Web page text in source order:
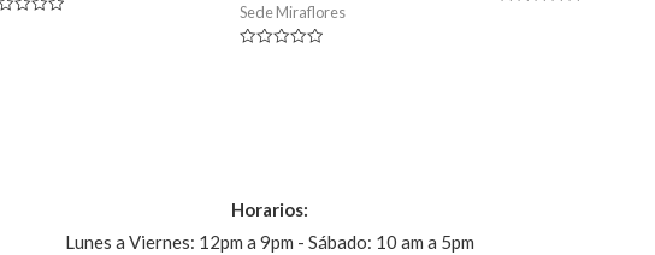
Sede Miraflores
Horarios:
Lunes a Viernes: 12pm a 9pm - Sábado: 10 am a 5pm